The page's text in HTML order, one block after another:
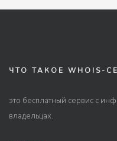
ЧТО ТАКОЕ WHOIS-
это бесплатный сервис с
владельцах.